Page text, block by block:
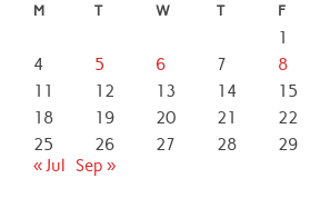
M T W T F
1
4
5 6 7 8
11
12 13 14 15
18
19 20 21 22
25
26 27 28 29
« Jul Sep »